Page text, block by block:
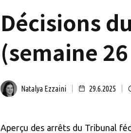
Décisions
(semaine
Natalya Ezzaini 29.6.2025
Aperçu des arrêts du Tribunal